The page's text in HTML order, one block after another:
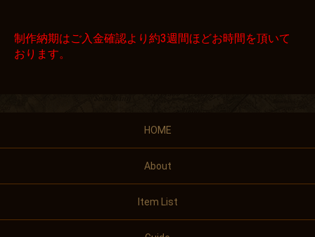
制作納期はご入金確認より約3週間ほどお時間を頂いて
おります。
HOME
About
Item List